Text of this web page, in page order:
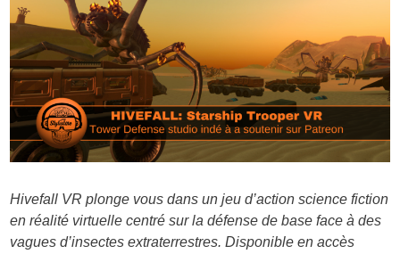
Hivefall VR plonge vous dans un jeu d’action science fiction
en réalité virtuelle centré sur la défense de base face à des
vagues d’insectes extraterrestres. Disponible en accès